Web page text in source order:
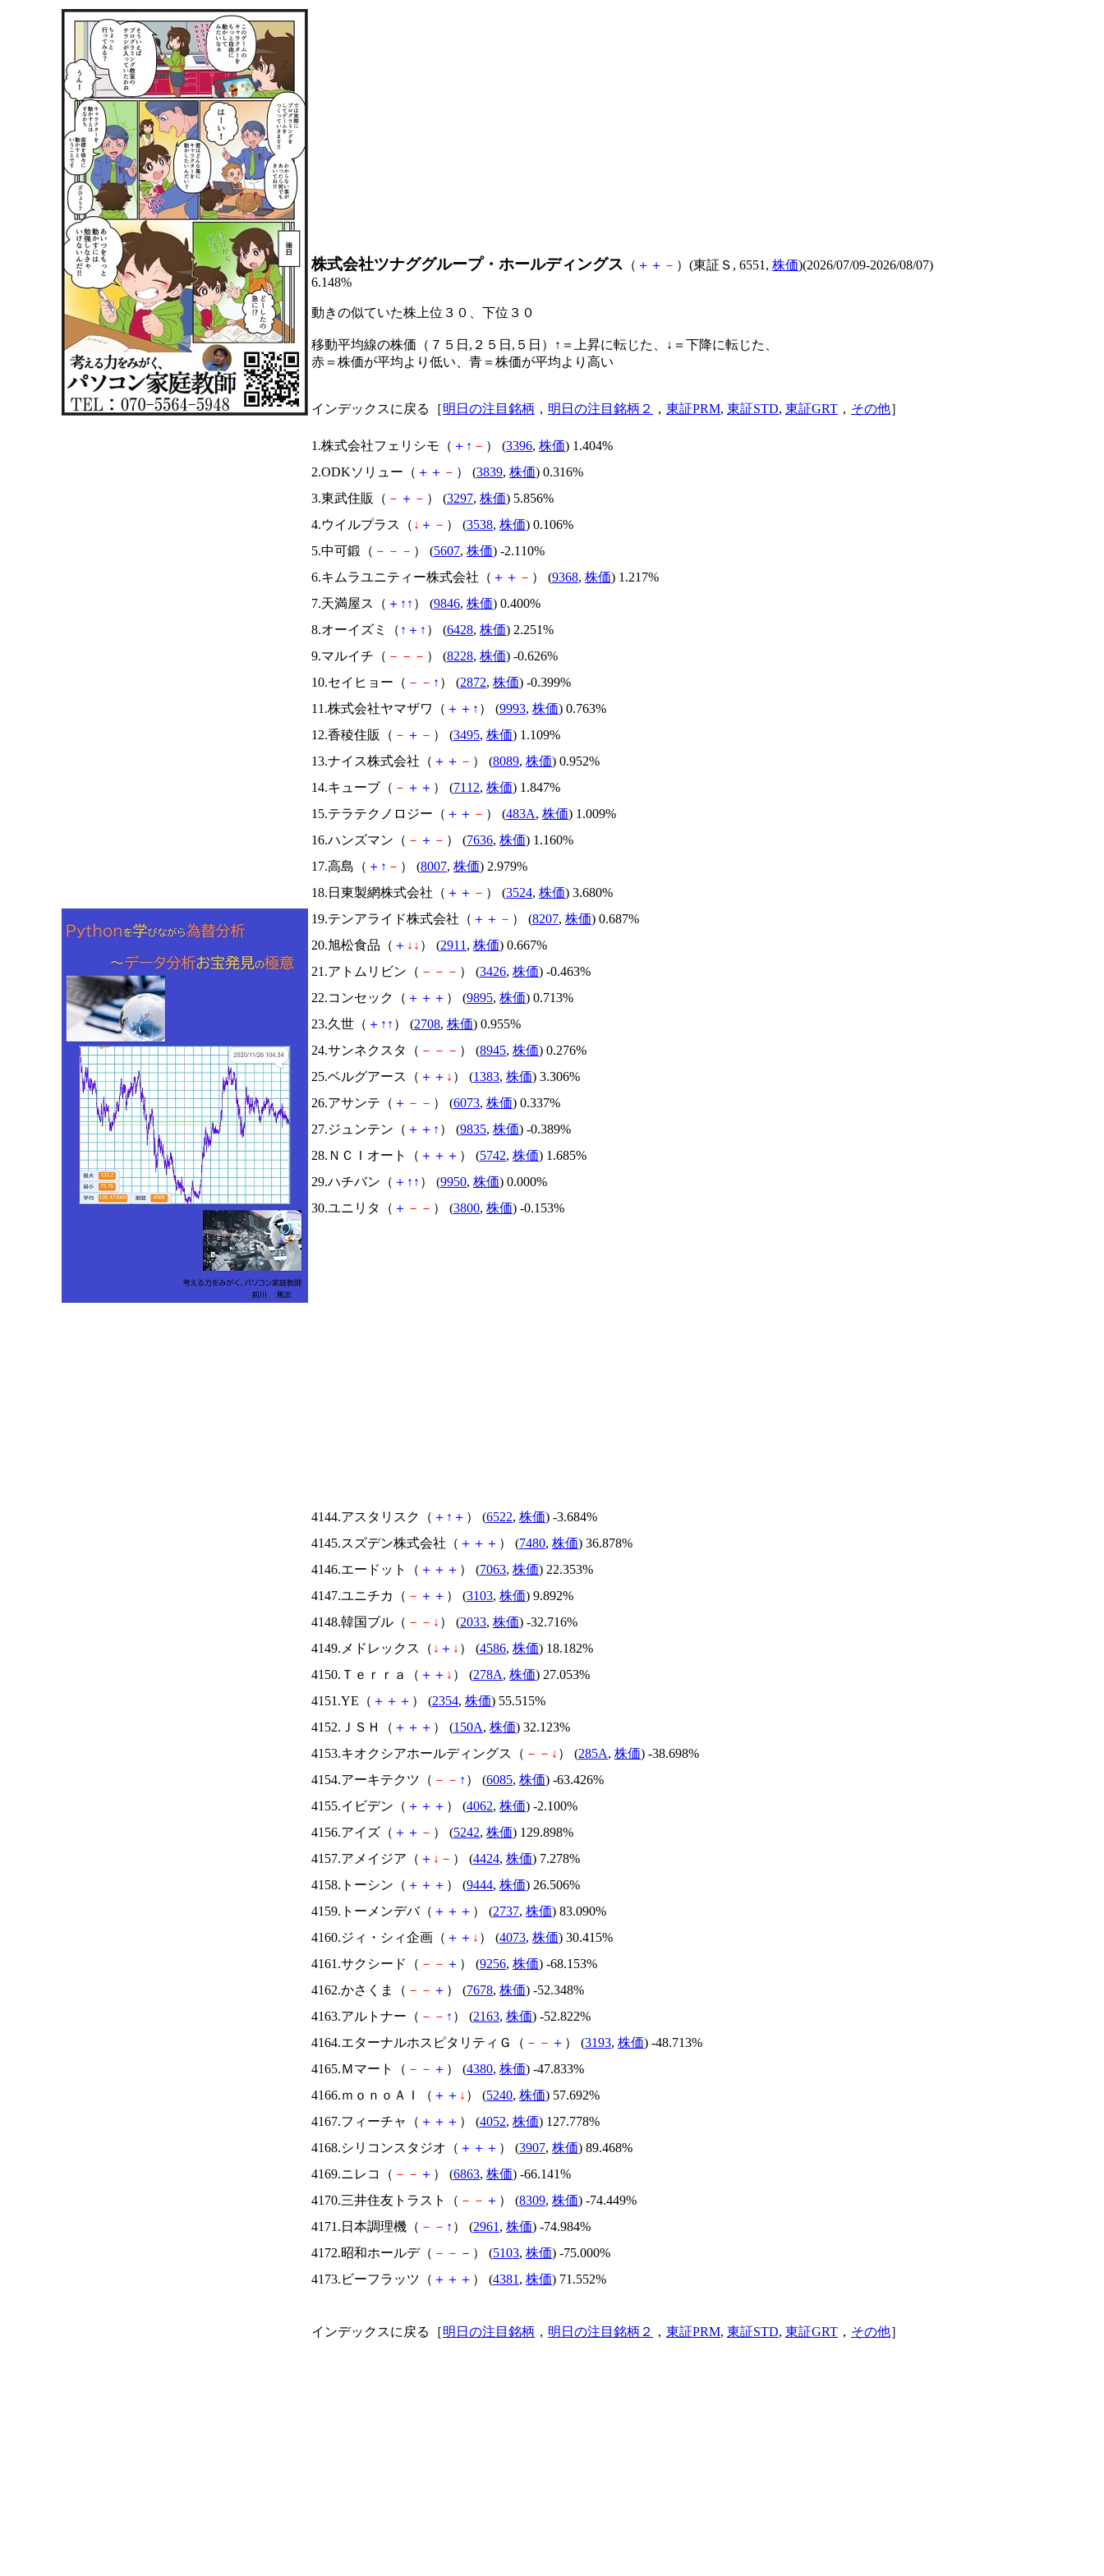
株式会社ツナググループ・ホールディングス （ ＋ ＋ － ）(東証Ｓ, 6551, 株価)(2026/07/09-2026/08/07)
6.148%
動きの似ていた株上位３０、下位３０
移動平均線の株価（７５日,２５日,５日）↑＝上昇に転じた、↓＝下降に転じた、
赤＝株価が平均より低い、青＝株価が平均より高い
インデックスに戻る［明日の注目銘柄 ， 明日の注目銘柄２ ， 東証PRM, 東証STD, 東証GRT ， その他］
1.株式会社フェリシモ（ ＋ ↑ － ） (3396, 株価) 1.404%
2.ODKソリュー（ ＋ ＋ － ） (3839, 株価) 0.316%
3.東武住販（ － ＋ － ） (3297, 株価) 5.856%
4.ウイルプラス（ ↓ ＋ － ） (3538, 株価) 0.106%
5.中可鍛（ － － － ） (5607, 株価) -2.110%
6.キムラユニティー株式会社（ ＋ ＋ － ） (9368, 株価) 1.217%
7.天満屋ス（ ＋ ↑ ↑ ） (9846, 株価) 0.400%
8.オーイズミ（ ↑ ＋ ↑ ） (6428, 株価) 2.251%
9.マルイチ（ － － － ） (8228, 株価) -0.626%
10.セイヒョー（ － － ↑ ） (2872, 株価) -0.399%
11.株式会社ヤマザワ（ ＋ ＋ ↑ ） (9993, 株価) 0.763%
12.香稜住販（ － ＋ － ） (3495, 株価) 1.109%
13.ナイス株式会社（ ＋ ＋ － ） (8089, 株価) 0.952%
14.キューブ（ － ＋ ＋ ） (7112, 株価) 1.847%
15.テラテクノロジー（ ＋ ＋ － ） (483A, 株価) 1.009%
16.ハンズマン（ － ＋ － ） (7636, 株価) 1.160%
17.高島（ ＋ ↑ － ） (8007, 株価) 2.979%
18.日東製網株式会社（ ＋ ＋ － ） (3524, 株価) 3.680%
19.テンアライド株式会社（ ＋ ＋ － ） (8207, 株価) 0.687%
20.旭松食品（ ＋ ↓ ↓ ） (2911 , 株価) 0.667%
21.アトムリビン（ － － － ） (3426, 株価) -0.463%
22.コンセック（ ＋ ＋ ＋ ） (9895, 株価) 0.713%
23.久世（ ＋ ↑ ↑ ） (2708, 株価) 0.955%
24.サンネクスタ（ － － － ） (8945, 株価) 0.276%
25.ベルグアース（ ＋ ＋ ↓ ） (1383, 株価) 3.306%
26.アサンテ（ ＋ － － ） (6073, 株価) 0.337%
27.ジュンテン（ ＋ ＋ ↑ ） (9835, 株価) -0.389%
28.ＮＣＩオート（ ＋ ＋ ＋ ） (5742, 株価) 1.685%
29.ハチバン（ ＋ ↑ ↑ ） (9950, 株価) 0.000%
30.ユニリタ（ ＋ － － ） (3800, 株価) -0.153%
4144.アスタリスク（ ＋ ↑ ＋ ） (6522, 株価) -3.684%
4145.スズデン株式会社（ ＋ ＋ ＋ ） (7480, 株価) 36.878%
4146.エードット（ ＋ ＋ ＋ ） (7063, 株価) 22.353%
4147.ユニチカ（ － ＋ ＋ ） (3103, 株価) 9.892%
4148.韓国ブル（ － － ↓ ） (2033, 株価) -32.716%
4149.メドレックス（ ↓ ＋ ↓ ） (4586, 株価) 18.182%
4150.Ｔｅｒｒａ（ ＋ ＋ ↓ ） (278A, 株価) 27.053%
4151.YE（ ＋ ＋ ＋ ） (2354, 株価) 55.515%
4152.ＪＳＨ（ ＋ ＋ ＋ ） (150A, 株価) 32.123%
4153.キオクシアホールディングス（ － － ↓ ） (285A, 株価) -38.698%
4154.アーキテクツ（ － － ↑ ） (6085, 株価) -63.426%
4155.イビデン（ ＋ ＋ ＋ ） (4062, 株価) -2.100%
4156.アイズ（ ＋ ＋ － ） (5242, 株価) 129.898%
4157.アメイジア（ ＋ ↓ － ） (4424, 株価) 7.278%
4158.トーシン（ ＋ ＋ ＋ ） (9444, 株価) 26.506%
4159.トーメンデバ（ ＋ ＋ ＋ ） (2737, 株価) 83.090%
4160.ジィ・シィ企画（ ＋ ＋ ↓ ） (4073, 株価) 30.415%
4161.サクシード（ － － ＋ ） (9256, 株価) -68.153%
4162.かさくま（ － － ＋ ） (7678, 株価) -52.348%
4163.アルトナー（ － － ↑ ） (2163, 株価) -52.822%
4164.エターナルホスピタリティＧ（ － － ＋ ） (3193, 株価) -48.713%
4165.Ｍマート（ － － ＋ ） (4380, 株価) -47.833%
4166.ｍｏｎｏＡＩ（ ＋ ＋ ↓ ） (5240, 株価) 57.692%
4167.フィーチャ（ ＋ ＋ ＋ ） (4052, 株価) 127.778%
4168.シリコンスタジオ（ ＋ ＋ ＋ ） (3907, 株価) 89.468%
4169.ニレコ（ － － ＋ ） (6863, 株価) -66.141%
4170.三井住友トラスト（ － － ＋ ） (8309, 株価) -74.449%
4171.日本調理機（ － － ↑ ） (2961 , 株価) -74.984%
4172.昭和ホールデ（ － － － ） (5103, 株価) -75.000%
4173.ビーフラッツ（ ＋ ＋ ＋ ） (4381 , 株価) 71.552%
インデックスに戻る［明日の注目銘柄 ， 明日の注目銘柄２ ， 東証PRM, 東証STD, 東証GRT ， その他］